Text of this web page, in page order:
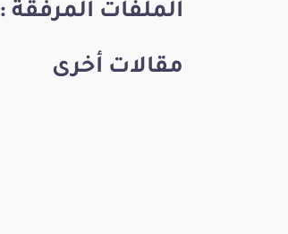
الملفات المرفقة :
مقالات أخرى